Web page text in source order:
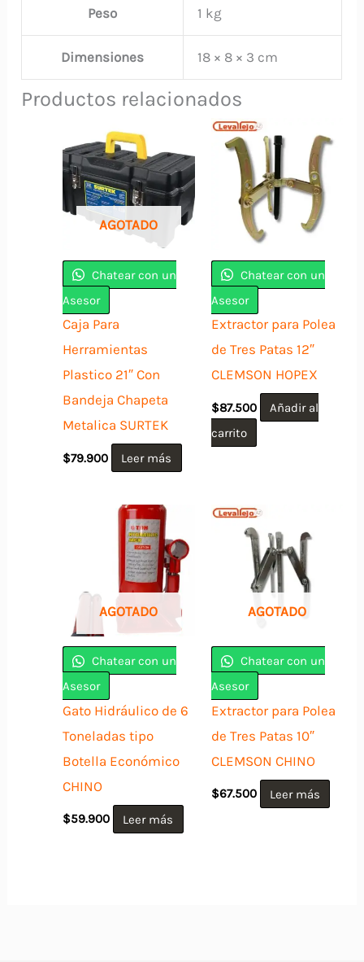
Peso 1 kg
Dimensiones 18 × 8 × 3 cm
Productos relacionados
AGOTADO
Chatear con un
Asesor
Caja Para
Herramientas
Plastico 21″ Con
Bandeja Chapeta
Metalica SURTEK
$79.900 Leer más
Chatear con un
Asesor
Extractor para Polea
de Tres Patas 12″
CLEMSON HOPEX
$87.500
Añadir al
carrito
AGOTADO
Chatear con un
Asesor
Gato Hidráulico de 6
Toneladas tipo
Botella Económico
CHINO
$59.900 Leer más
AGOTADO
Chatear con un
Asesor
Extractor para Polea
de Tres Patas 10″
CLEMSON CHINO
$67.500 Leer más